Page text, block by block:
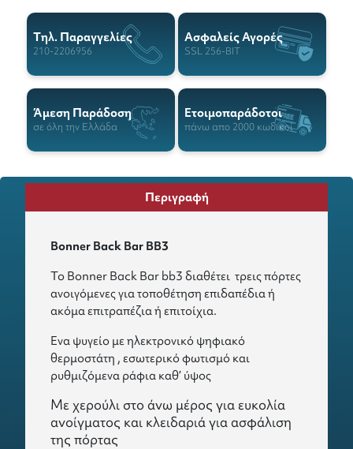
Tηλ. Παραγγελίες
210-2206956
Ασφαλείς Αγορές
SSL 256-BIT
Άμεση Παράδοση
σε όλη την Ελλάδα
Ετοιμοπαράδοτοι
πάνω απο 2000 κωδικοί
Περιγραφή
Bonner Back Bar BB3
Το Bonner Back Bar bb3 διαθέτει τρεις πόρτες
ανοιγόμενες για τοποθέτηση επιδαπέδια ή
ακόμα επιτραπέζια ή επιτοίχια.
Ενα ψυγείο με ηλεκτρονικό ψηφιακό
θερμοστάτη , εσωτερικό φωτισμό και
ρυθμιζόμενα ράφια καθ’ ύψος
Με χερούλι στο άνω μέρος για ευκολία
ανοίγματος και κλειδαριά για ασφάλιση
της πόρτας